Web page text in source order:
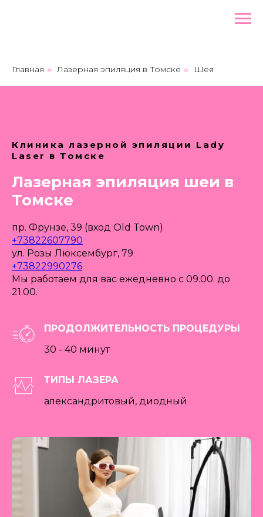
Главная » Лазерная эпиляция в Томске » Шея
Клиника лазерной эпиляции Lady
Laser в Томске
Лазерная эпиляция шеи в
Томске
пр. Фрунзе, 39 (вход Old Town)
+73822607790
ул. Розы Люксембург, 79
+73822990276
Мы работаем для вас ежедневно с 09.00. до
21.00.
ПРОДОЛЖИТЕЛЬНОСТЬ ПРОЦЕДУРЫ
30 - 40 минут
ТИПЫ ЛАЗЕРА
александритовый, диодный